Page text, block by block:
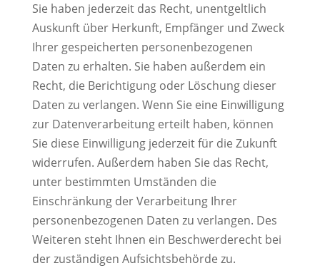
Sie haben jederzeit das Recht, unentgeltlich
Auskunft über Herkunft, Empfänger und Zweck
Ihrer gespeicherten personenbezogenen
Daten zu erhalten. Sie haben außerdem ein
Recht, die Berichtigung oder Löschung dieser
Daten zu verlangen. Wenn Sie eine Einwilligung
zur Datenverarbeitung erteilt haben, können
Sie diese Einwilligung jederzeit für die Zukunft
widerrufen. Außerdem haben Sie das Recht,
unter bestimmten Umständen die
Einschränkung der Verarbeitung Ihrer
personenbezogenen Daten zu verlangen. Des
Weiteren steht Ihnen ein Beschwerderecht bei
der zuständigen Aufsichtsbehörde zu.